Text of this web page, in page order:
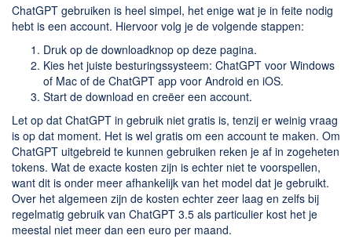
ChatGPT gebruiken is heel simpel, het enige wat je in feite nodig
hebt is een account. Hiervoor volg je de volgende stappen:
Druk op de downloadknop op deze pagina.
Kies het juiste besturingssysteem: ChatGPT voor Windows
of Mac of de ChatGPT app voor Android en iOS.
Start de download en creëer een account.
Let op dat ChatGPT in gebruik niet gratis is, tenzij er weinig vraag
is op dat moment. Het is wel gratis om een account te maken. Om
ChatGPT uitgebreid te kunnen gebruiken reken je af in zogeheten
tokens. Wat de exacte kosten zijn is echter niet te voorspellen,
want dit is onder meer afhankelijk van het model dat je gebruikt.
Over het algemeen zijn de kosten echter zeer laag en zelfs bij
regelmatig gebruik van ChatGPT 3.5 als particulier kost het je
meestal niet meer dan een euro per maand.